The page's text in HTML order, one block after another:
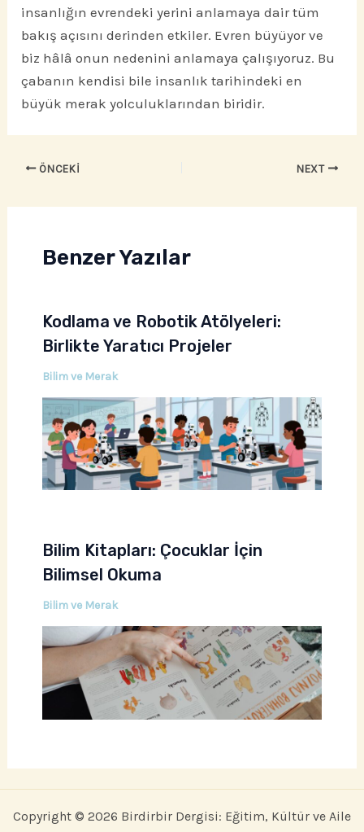
insanlığın evrendeki yerini anlamaya dair tüm
bakış açısını derinden etkiler. Evren büyüyor ve
biz hâlâ onun nedenini anlamaya çalışıyoruz. Bu
çabanın kendisi bile insanlık tarihindeki en
büyük merak yolculuklarından biridir.
ÖNCEKI NEXT
Benzer Yazılar
Kodlama ve Robotik Atölyeleri:
Birlikte Yaratıcı Projeler
Bilim ve Merak
Bilim Kitapları: Çocuklar İçin
Bilimsel Okuma
Bilim ve Merak
Copyright © 2026 Birdirbir Dergisi: Eğitim, Kültür ve Aile